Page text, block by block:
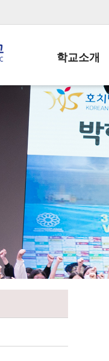
학교소개
학교장인사말
학교상징
학교연혁
교직원현황
학생현황
위치/전화
전경사진